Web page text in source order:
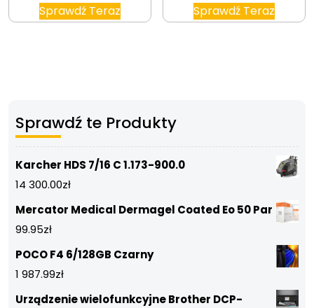
Sprawdź Teraz Sprawdź Teraz
Sprawdź te Produkty
Karcher HDS 7/16 C 1.173-900.0
14 300.00zł
Mercator Medical Dermagel Coated Eo 50 Par
99.95zł
POCO F4 6/128GB Czarny
1 987.99zł
Urządzenie wielofunkcyjne Brother DCP-